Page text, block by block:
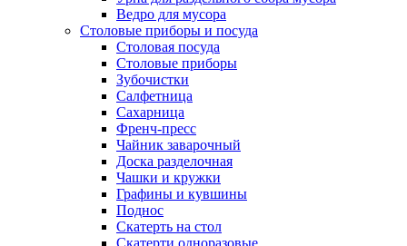
Ведро для мусора
Столовые приборы и посуда
Столовая посуда
Столовые приборы
Зубочистки
Салфетница
Сахарница
Френч-пресс
Чайник заварочный
Доска разделочная
Чашки и кружки
Графины и кувшины
Поднос
Скатерть на стол
Скатерти одноразовые